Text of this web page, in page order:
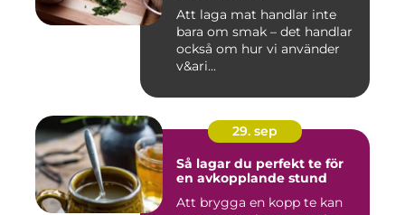
Att laga mat handlar inte
bara om smak – det handlar
också om hur vi använder
v&ari...
29. sep
Så lagar du perfekt te för
en avkopplande stund
Att brygga en kopp te kan